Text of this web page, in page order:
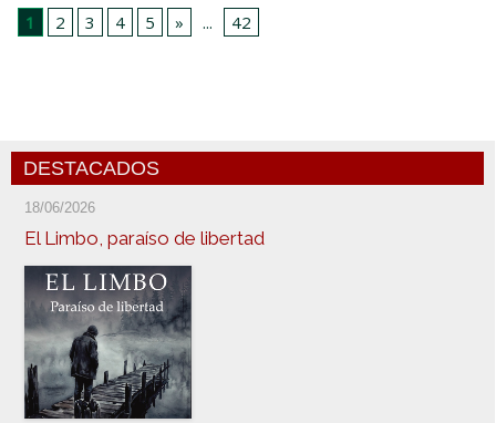
1
2 3 4 5 » ... 42
DESTACADOS
18/06/2026
El Limbo, paraíso de libertad